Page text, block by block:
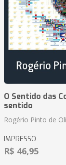
O Sentido das
sentido
Rogério Pinto de
IMPRESSO
R$ 46,95